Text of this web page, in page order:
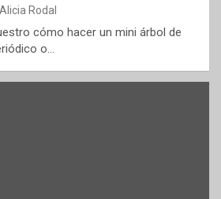
Alicia Rodal
cómo hacer un mini árbol de
o…